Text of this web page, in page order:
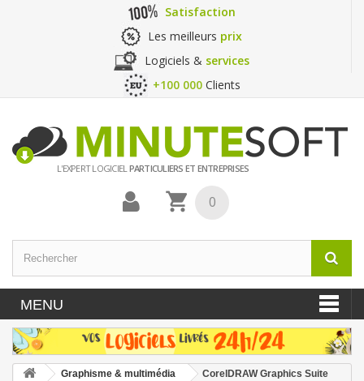
Satisfaction
Les meilleurs prix
Logiciels & services
+100 000 Clients
L'EXPERT LOGICIELPARTICULIERS ET ENTREPRISES
0
MENU
Graphisme & multimédia
CorelDRAW Graphics Suite